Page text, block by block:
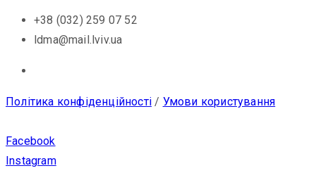
+38 (032) 259 07 52
ldma@mail.lviv.ua
Політика конфіденційності / Умови користування
Facebook
Instagram